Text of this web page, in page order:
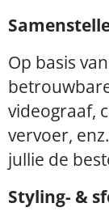
Op basis
videograaf,
vervoer,
jullie de
Styling- &